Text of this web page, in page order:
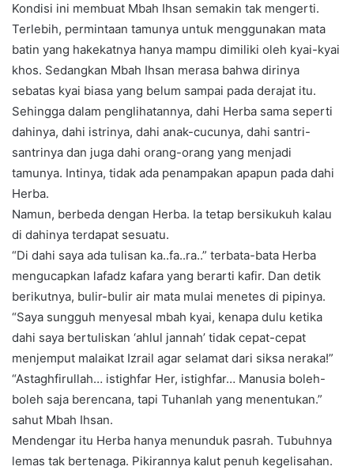
Kondisi ini membuat Mbah Ihsan semakin tak mengerti.
Terlebih, permintaan tamunya untuk menggunakan mata
batin yang hakekatnya hanya mampu dimiliki oleh kyai-kyai
khos. Sedangkan Mbah Ihsan merasa bahwa dirinya
sebatas kyai biasa yang belum sampai pada derajat itu.
Sehingga dalam penglihatannya, dahi Herba sama seperti
dahinya, dahi istrinya, dahi anak-cucunya, dahi santri-
santrinya dan juga dahi orang-orang yang menjadi
tamunya. Intinya, tidak ada penampakan apapun pada dahi
Herba.
Namun, berbeda dengan Herba. Ia tetap bersikukuh kalau
di dahinya terdapat sesuatu.
“Di dahi saya ada tulisan ka..fa..ra..” terbata-bata Herba
mengucapkan lafadz kafara yang berarti kafir. Dan detik
berikutnya, bulir-bulir air mata mulai menetes di pipinya.
“Saya sungguh menyesal mbah kyai, kenapa dulu ketika
dahi saya bertuliskan ‘ahlul jannah’ tidak cepat-cepat
menjemput malaikat Izrail agar selamat dari siksa neraka!”
“Astaghfirullah… istighfar Her, istighfar… Manusia boleh-
boleh saja berencana, tapi Tuhanlah yang menentukan.”
sahut Mbah Ihsan.
Mendengar itu Herba hanya menunduk pasrah. Tubuhnya
lemas tak bertenaga. Pikirannya kalut penuh kegelisahan.